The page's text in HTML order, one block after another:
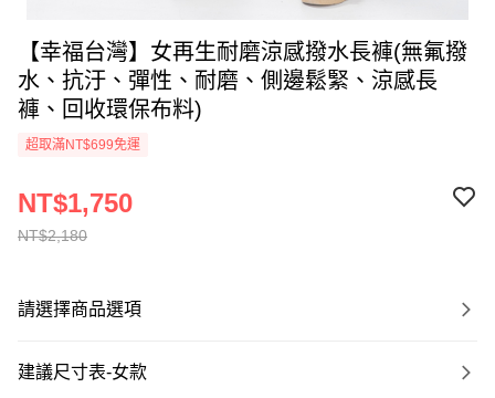
【幸福台灣】女再生耐磨涼感撥水長褲(無氟撥
水、抗汙、彈性、耐磨、側邊鬆緊、涼感長
褲、回收環保布料)
超取滿NT$699免運
NT$2,180
NT$1,750
請選擇商品選項
建議尺寸表-女款